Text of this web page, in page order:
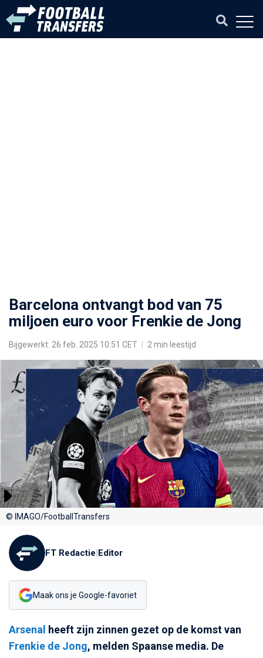
Barcelona ontvangt bod van 75
miljoen euro voor Frenkie de Jong
Bijgewerkt: 26 feb. 2025 10:51 CET 2 min leestijd
© IMAGO/FootballTransfers
FT Redactie|Editor
Maak ons je Google-favoriet
Arsenal
heeft zijn zinnen gezet op de komst van
Frenkie de Jong, melden Spaanse media. De